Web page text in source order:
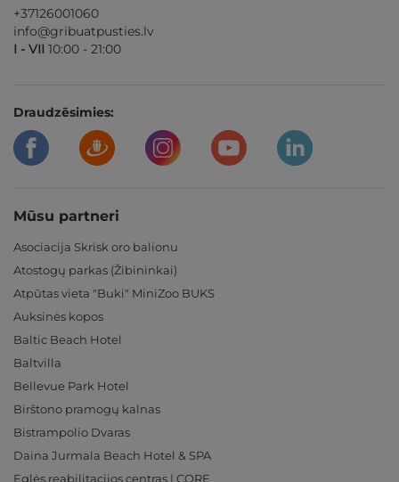
+37126001060
info@gribuatpusties.lv
I - VII 10:00 - 21:00
Draudzēsimies:
Mūsu partneri
Asociacija Skrisk oro balionu
Atostogų parkas (Žibininkai)
Atpūtas vieta "Buki" MiniZoo BUKS
Auksinės kopos
Baltic Beach Hotel
Baltvilla
Bellevue Park Hotel
Birštono pramogų kalnas
Bistrampolio Dvaras
Daina Jurmala Beach Hotel & SPA
Eglės reabilitacijos centras | CORE